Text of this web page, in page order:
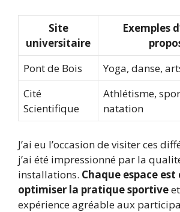
Site
universitaire
Exemples
Pont de Bois
Yoga, danse,
Cité
Scientifique
Athlétisme,
natation
J’ai eu l’occasion de visiter ces
j’ai été impressionné par la
installations. Chaque espace
optimiser la pratique sportive
expérience agréable aux